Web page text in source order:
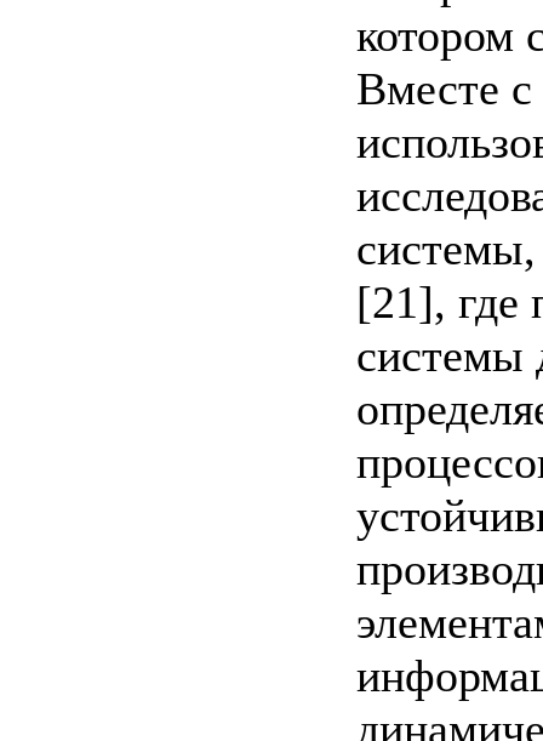
котором
Вместе с
[21], где
системы